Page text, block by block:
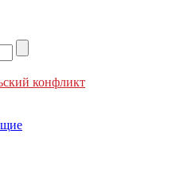
конфликт